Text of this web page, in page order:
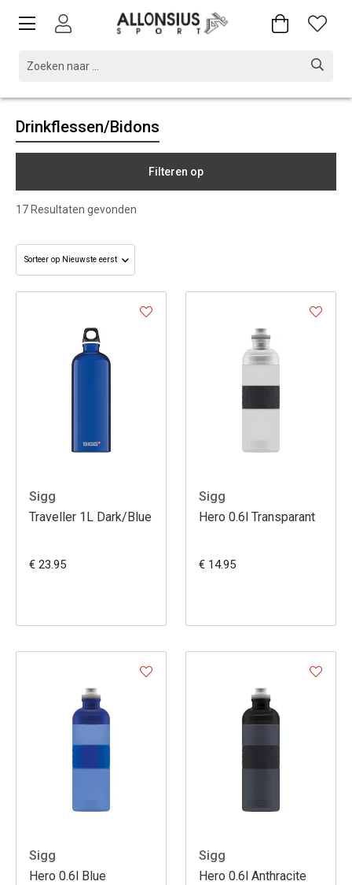
Drinkflessen/Bidons
Filteren op
17 Resultaten gevonden
Sigg
Traveller 1L Dark/Blue
€ 23.95
Sigg
Hero 0.6l Transparant
€ 14.95
Sigg
Hero 0.6l Blue
Sigg
Hero 0.6l Anthracite